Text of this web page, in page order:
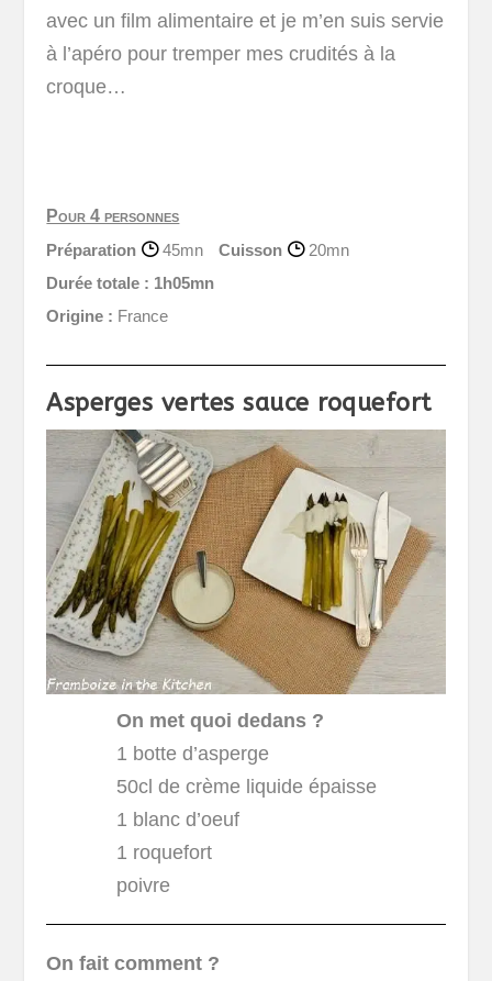
avec un film alimentaire et je m’en suis servie
à l’apéro pour tremper mes crudités à la
croque…
Pour 4 personnes
Préparation
45mn Cuisson
20mn
Durée totale : 1h05mn
Origine : France
Asperges vertes sauce roquefort
On met quoi dedans ?
1 botte d’asperge
50cl de crème liquide épaisse
1 blanc d’oeuf
1 roquefort
poivre
On fait comment ?